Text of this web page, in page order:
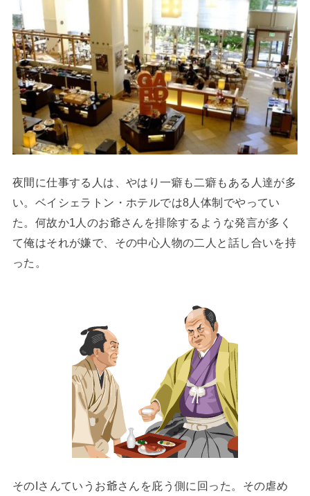
夜間に仕事する人は、やはり一癖も二癖もある人達が多
い。ベイシェラトン・ホテルでは8人体制でやってい
た。何故か1人のお爺さんを排除するような発言が多く
て俺はそれが嫌で、その中心人物の二人と話し合いを持
った。
そのIさんていうお爺さんを庇う側に回った。その虐め